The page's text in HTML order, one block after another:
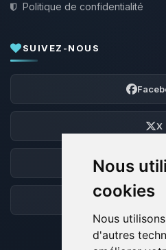
Nous
cookies
Nous
d'autres
Politique de confidentialité
SUIVEZ-NOUS
X